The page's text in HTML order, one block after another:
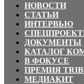
НОВОСТИ
СТАТЬИ
ИНТЕРВЬЮ
ДОКУМЕНТЫ
КАТАЛОГ
В ФОКУСЕ
ПРЕМИЯ
МЕДИАКИТ